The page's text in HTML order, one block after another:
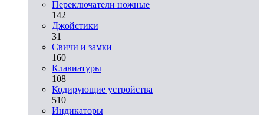
Переключатели ножные
142
Джойстики
31
Свичи и замки
160
Клавиатуры
108
Кодирующие устройства
510
Индикаторы